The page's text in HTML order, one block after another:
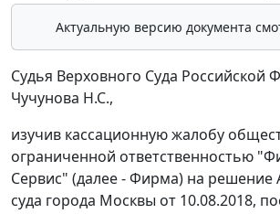
Актуальную версию документа
Судья Верховного Суда Российской
Чучунова Н.С.,
изучив кассационную жалобу
ограниченной ответственностью
Сервис" (далее - Фирма) на решение
суда города Москвы от 10.08.2018,